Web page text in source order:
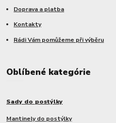
Doprava a platba
Kontakty
Rádi Vám pomůžeme při výběru
Oblíbené kategórie
Sady do postýlky
Mantinely do postýlky